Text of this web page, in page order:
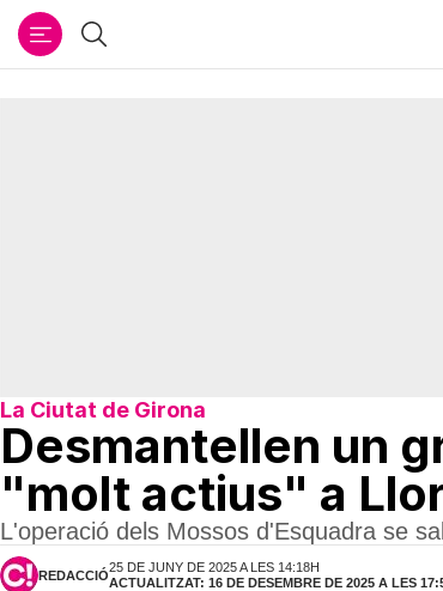
Cercar
La Ciutat de Girona
Desmantellen un
"molt actius" a
L'operació dels Mossos d'Esquadra se
REDACCIÓ
25 DE JUNY DE 2025 A LES 14:18H
ACTUALITZAT: 16 DE DESEMBRE DE 2025 A LES